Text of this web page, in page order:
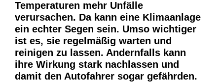
Temperaturen mehr Unfälle
verursachen. Da kann eine Klimaanlage
ein echter Segen sein. Umso wichtiger
ist es, sie regelmäßig warten und
reinigen zu lassen. Andernfalls kann
ihre Wirkung stark nachlassen und
damit den Autofahrer sogar gefährden.